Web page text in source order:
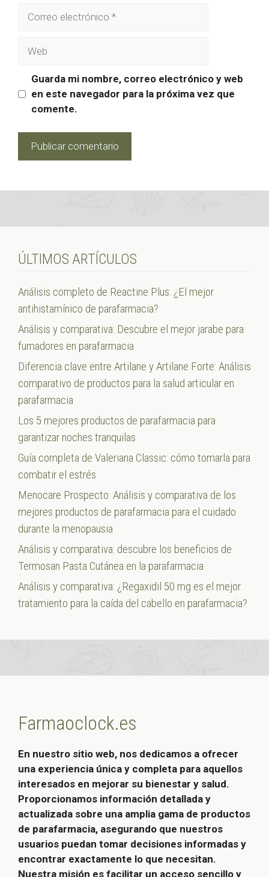
Guarda mi nombre, correo electrónico y web
en este navegador para la próxima vez que
comente.
ÚLTIMOS ARTÍCULOS
Análisis completo de Reactine Plus: ¿El mejor
antihistamínico de parafarmacia?
Análisis y comparativa: Descubre el mejor jarabe para
fumadores en parafarmacia
Diferencia clave entre Artilane y Artilane Forte: Análisis
comparativo de productos para la salud articular en
parafarmacia
Los 5 mejores productos de parafarmacia para
garantizar noches tranquilas
Guía completa de Valeriana Classic: cómo tomarla para
combatir el estrés
Menocare Prospecto: Análisis y comparativa de los
mejores productos de parafarmacia para el cuidado
durante la menopausia
Análisis y comparativa: descubre los beneficios de
Termosan Pasta Cutánea en la parafarmacia
Análisis y comparativa: ¿Regaxidil 50 mg es el mejor
tratamiento para la caída del cabello en parafarmacia?
Farmaoclock.es
En nuestro sitio web, nos dedicamos a ofrecer
una experiencia única y completa para aquellos
interesados en mejorar su bienestar y salud.
Proporcionamos información detallada y
actualizada sobre una amplia gama de productos
de parafarmacia, asegurando que nuestros
usuarios puedan tomar decisiones informadas y
encontrar exactamente lo que necesitan.
Nuestra misión es facilitar un acceso sencillo y